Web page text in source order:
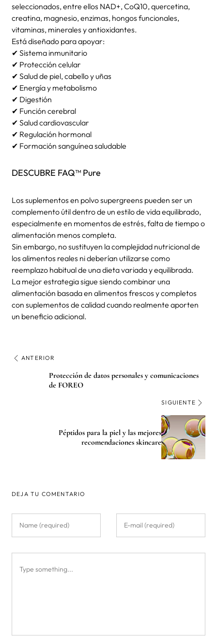
seleccionados, entre ellos NAD+, CoQ10, quercetina,
creatina, magnesio, enzimas, hongos funcionales,
vitaminas, minerales y antioxidantes.
Está diseñado para apoyar:
✔ Sistema inmunitario
✔ Protección celular
✔ Salud de piel, cabello y uñas
✔ Energía y metabolismo
✔ Digestión
✔ Función cerebral
✔ Salud cardiovascular
✔ Regulación hormonal
✔ Formación sanguínea saludable
DESCUBRE FAQ™ Pure
Los suplementos en polvo supergreens pueden ser un
complemento útil dentro de un estilo de vida equilibrado,
especialmente en momentos de estrés, falta de tiempo o
alimentación menos completa.
Sin embargo, no sustituyen la complejidad nutricional de
los alimentos reales ni deberían utilizarse como
reemplazo habitual de una dieta variada y equilibrada.
La mejor estrategia sigue siendo combinar una
alimentación basada en alimentos frescos y completos
con suplementos de calidad cuando realmente aporten
un beneficio adicional.
ANTERIOR
Protección de datos personales y comunicaciones
de FOREO
SIGUIENTE
Péptidos para la piel y las mejores
recomendaciones skincare
DEJA TU COMENTARIO